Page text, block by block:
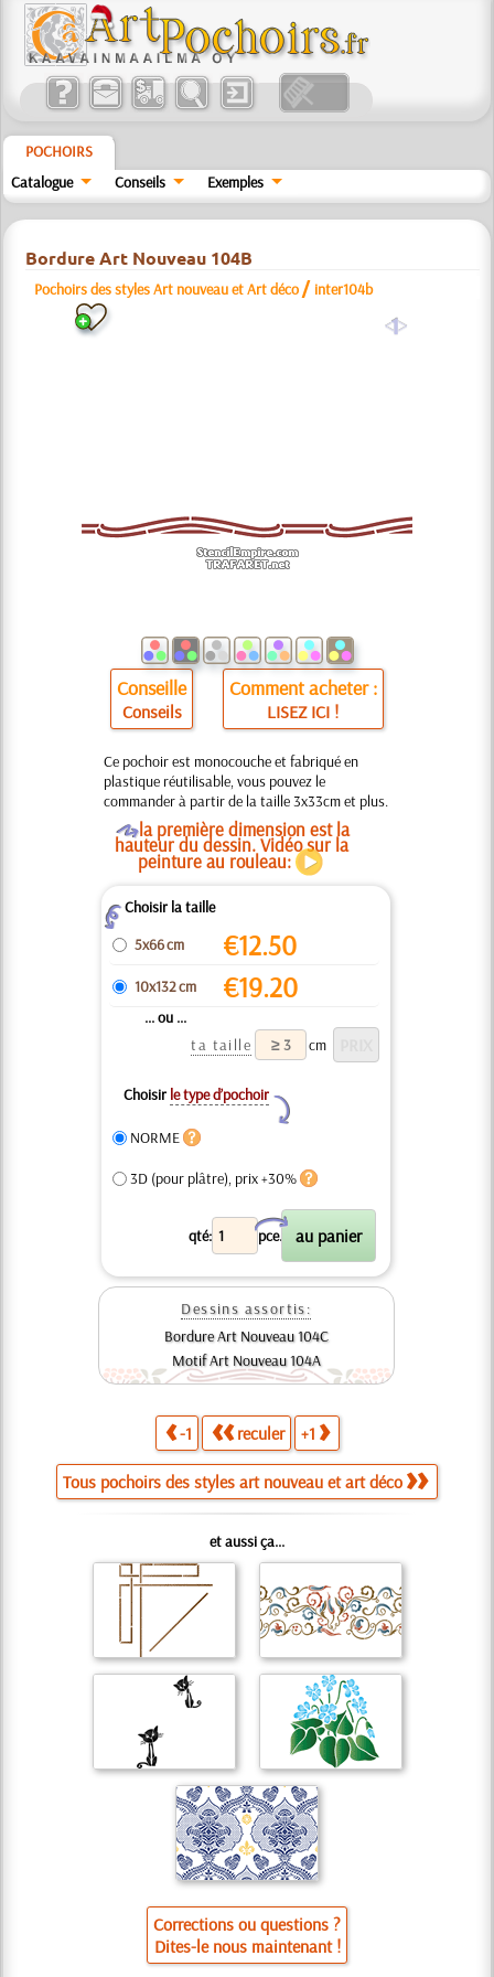
POCHOIRS
Catalogue
Conseils Exemples
Bordure Art Nouveau 104B
Pochoirs des styles Art nouveau et Art déco / inter104b
a
Conseille
Conseils
Comment acheter :
LISEZ ICI !
Ce pochoir est monocouche et fabriqué en
plastique réutilisable, vous pouvez le
commander à partir de la taille 3x33cm et plus.
Ola première dimension est la
hauteur du dessin. Vidéo sur la
peinture au rouleau:
ZChoisir la taille
5x66 cm
€12.50
10x132 cm €19.20
... ou ...
ta taille
cm
Choisir le type d’pochoir
Y
NORME
3D (pour plâtre), prix +30%
qté: pce.
X
Dessins assortis:
Bordure Art Nouveau 104C
Motif Art Nouveau 104A
-1 reculer +1
Tous pochoirs des styles art nouveau et art déco
et aussi ça...
Corrections ou questions ?
Dites-le nous maintenant !